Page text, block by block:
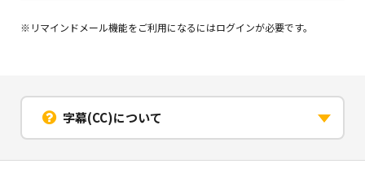
※リマインドメール機能をご利用になるにはログインが必要です。
字幕(CC)について